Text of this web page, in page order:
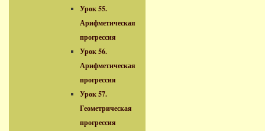
Урок 55.
Арифметическая
прогрессия
Урок 56.
Арифметическая
прогрессия
Урок 57.
Геометрическая
прогрессия